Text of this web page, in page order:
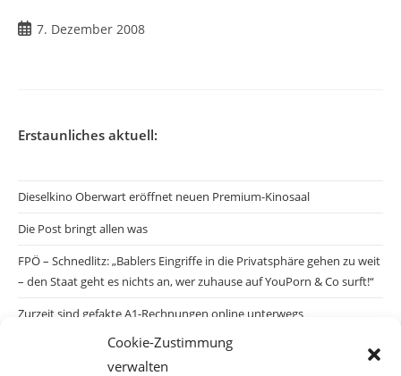
Cookie-Zustimmung
verwalten
Beitrag
7. Dezember 2008
Erstaunliches aktuell:
Dieselkino Oberwart eröffnet neuen Premium-Kinosaal
Die Post bringt allen was
FPÖ – Schnedlitz: „Bablers Eingriffe in die Privatsphäre gehen zu weit
– den Staat geht es nichts an, wer zuhause auf YouPorn & Co surft!“
Zurzeit sind gefakte A1-Rechnungen online unterwegs
Salzburgs Juden und ihre Sicherheit: „Erst nach einem Anschlag wäre
die Gefahr endlich konkret!“